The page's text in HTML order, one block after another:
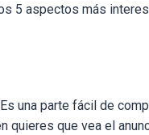
5 aspectos más
Es una parte fácil de
quieres que vea el